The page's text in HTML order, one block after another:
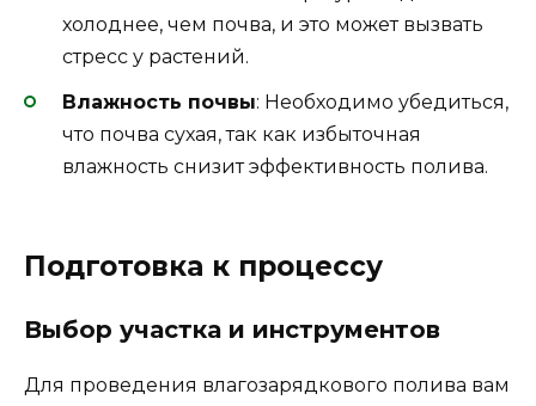
холоднее, чем почва, и это может вызвать
стресс у растений.
Влажность почвы: Необходимо убедиться,
что почва сухая, так как избыточная
влажность снизит эффективность полива.
Подготовка к процессу
Выбор участка и инструментов
Для проведения влагозарядкового полива вам